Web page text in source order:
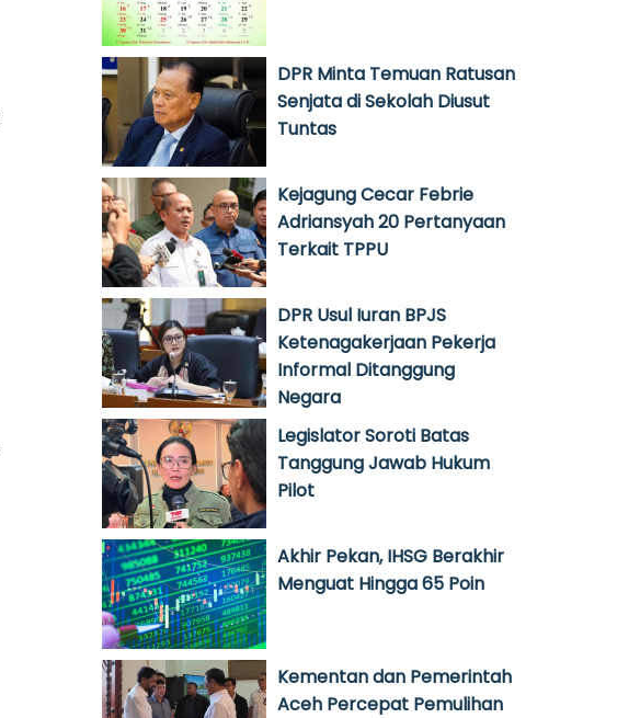
DPR Minta Temuan Ratusan
Senjata di Sekolah Diusut
Tuntas
Kejagung Cecar Febrie
Adriansyah 20 Pertanyaan
Terkait TPPU
DPR Usul Iuran BPJS
Ketenagakerjaan Pekerja
Informal Ditanggung
Negara
Legislator Soroti Batas
Tanggung Jawab Hukum
Pilot
Akhir Pekan, IHSG Berakhir
Menguat Hingga 65 Poin
Kementan dan Pemerintah
Aceh Percepat Pemulihan